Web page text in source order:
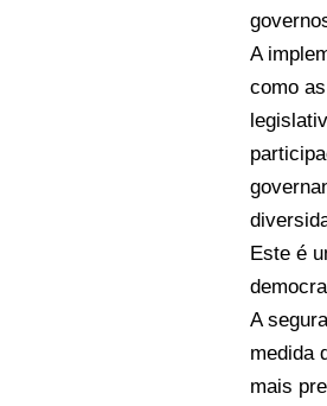
A
como
Este é
A
medida
mais